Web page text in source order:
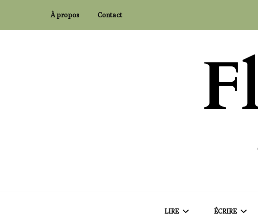
À propos Contact
Flaubert and Co.
LIRE ÉCRIRE